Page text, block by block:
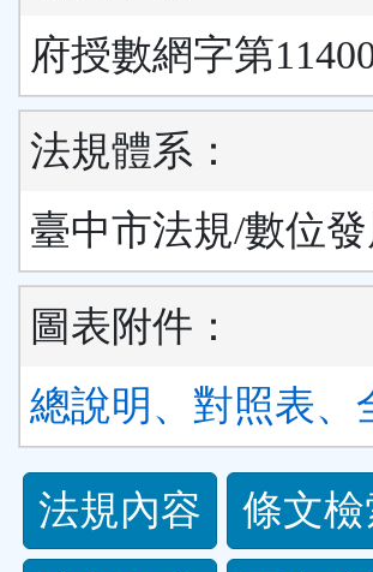
府授數網字第
法規體系：
臺中市法規/數位
圖表附件：
總說明、對照表、
法
規
法規內容 條文檢